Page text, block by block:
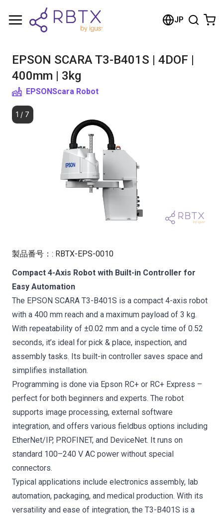
JP
EPSON SCARA T3-B401S | 4DOF |
400mm | 3kg
EPSONScara Robot
1 / 7
製品番号： : RBTX-EPS-0010
Compact 4-Axis Robot with Built-in Controller for
Easy Automation
The EPSON SCARA T3-B401S is a compact 4-axis robot
with a 400 mm reach and a maximum payload of 3 kg.
With repeatability of ±0.02 mm and a cycle time of 0.52
seconds, it’s ideal for pick & place, inspection, and
assembly tasks. Its built-in controller saves space and
simplifies installation.
Programming is done via Epson RC+ or RC+ Express –
perfect for both beginners and experts. The robot
supports image processing, external software
integration, and offers various fieldbus options including
EtherNet/IP, PROFINET, and DeviceNet. It runs on
standard 100–240 V AC power without special
connectors.
Typical applications include electronics assembly, lab
automation, packaging, and medical production. With its
versatility and ease of integration, the T3-B401S is a
Shopping Cart
Browse the shop